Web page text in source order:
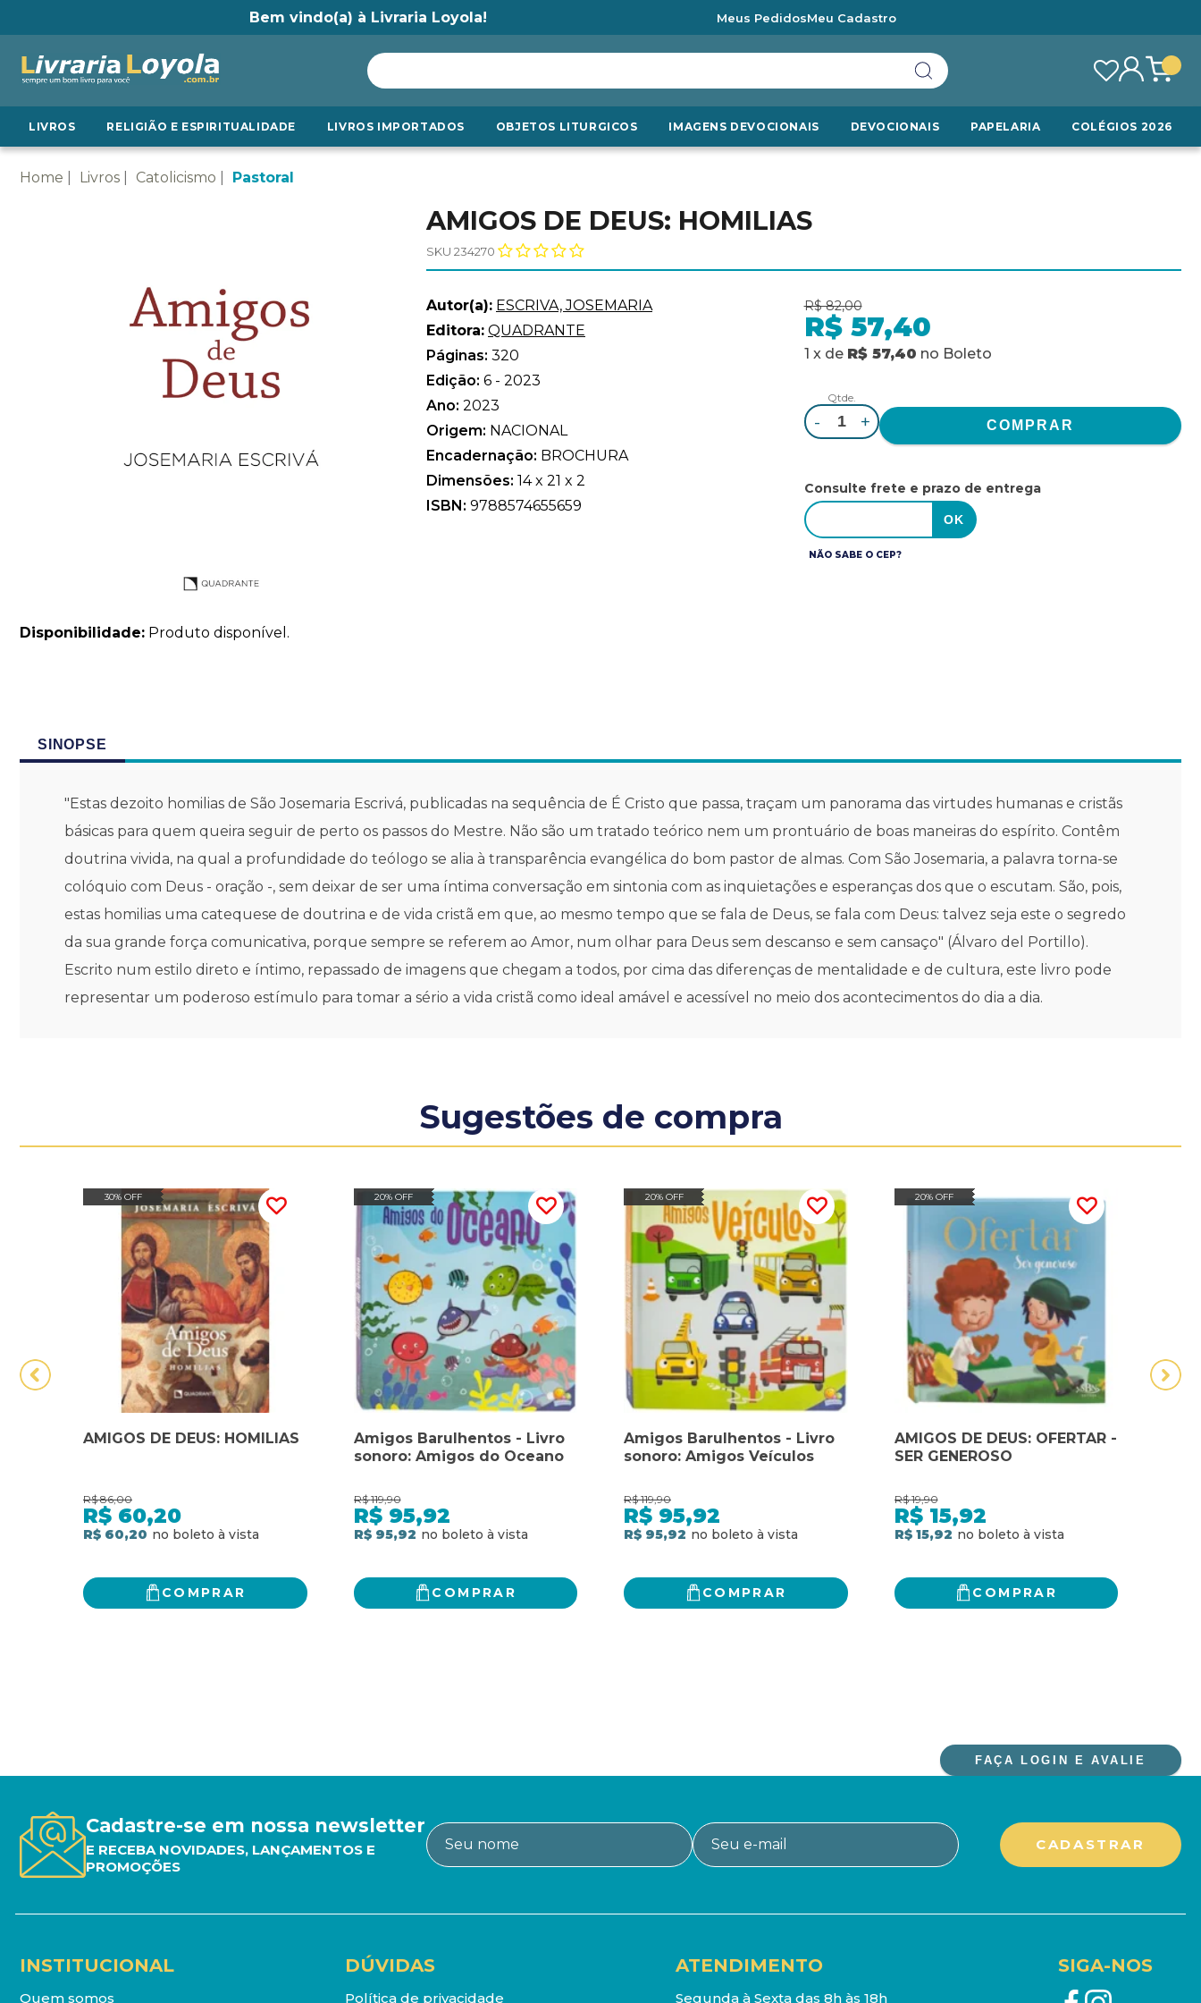
Bem vindo(a) à Livraria Loyola! Meus PedidosMeu Cadastro
LIVROS RELIGIÃO E ESPIRITUALIDADE LIVROS IMPORTADOS OBJETOS LITURGICOS IMAGENS DEVOCIONAIS DEVOCIONAIS PAPELARIA COLÉGIOS 2026
Home Livros Catolicismo Pastoral
Disponibilidade: Produto disponível.
AMIGOS DE DEUS: HOMILIAS
SKU 234270
Autor(a): ESCRIVA, JOSEMARIA
Editora: QUADRANTE
Páginas: 320
Edição: 6 - 2023
Ano: 2023
Origem: NACIONAL
Encadernação: BROCHURA
Dimensões: 14 x 21 x 2
ISBN: 9788574655659
R$ 82,00
R$ 57,40
1 x de R$ 57,40 no Boleto
Qtde.
- +
Consulte frete e prazo de entrega
NÃO SABE O CEP?
SINOPSE
"Estas dezoito homilias de São Josemaria Escrivá, publicadas na sequência de É Cristo que passa, traçam um panorama das virtudes humanas e cristãs
básicas para quem queira seguir de perto os passos do Mestre. Não são um tratado teórico nem um prontuário de boas maneiras do espírito. Contêm
doutrina vivida, na qual a profundidade do teólogo se alia à transparência evangélica do bom pastor de almas. Com São Josemaria, a palavra torna-se
colóquio com Deus - oração -, sem deixar de ser uma íntima conversação em sintonia com as inquietações e esperanças dos que o escutam. São, pois,
estas homilias uma catequese de doutrina e de vida cristã em que, ao mesmo tempo que se fala de Deus, se fala com Deus: talvez seja este o segredo
da sua grande força comunicativa, porque sempre se referem ao Amor, num olhar para Deus sem descanso e sem cansaço" (Álvaro del Portillo).
Escrito num estilo direto e íntimo, repassado de imagens que chegam a todos, por cima das diferenças de mentalidade e de cultura, este livro pode
representar um poderoso estímulo para tomar a sério a vida cristã como ideal amável e acessível no meio dos acontecimentos do dia a dia.
Sugestões de compra
30% OFF
AMIGOS DE DEUS: HOMILIAS
R$ 86,00
R$ 60,20
R$ 60,20
COMPRAR
20% OFF
Amigos Barulhentos - Livro
sonoro: Amigos do Oceano
R$ 119,90
R$ 95,92
R$ 95,92
COMPRAR
20% OFF
Amigos Barulhentos - Livro
sonoro: Amigos Veículos
R$ 119,90
R$ 95,92
R$ 95,92
COMPRAR
20% OFF
AMIGOS DE DEUS: OFERTAR -
SER GENEROSO
R$ 19,90
R$ 15,92
R$ 15,92
COMPRAR
FAÇA LOGIN E AVALIE
Cadastre-se em nossa newsletter
E RECEBA NOVIDADES, LANÇAMENTOS E
PROMOÇÕES
INSTITUCIONAL
Quem somos
DÚVIDAS
Política de privacidade
ATENDIMENTO
Segunda à Sexta das 8h às 18h
SIGA-NOS